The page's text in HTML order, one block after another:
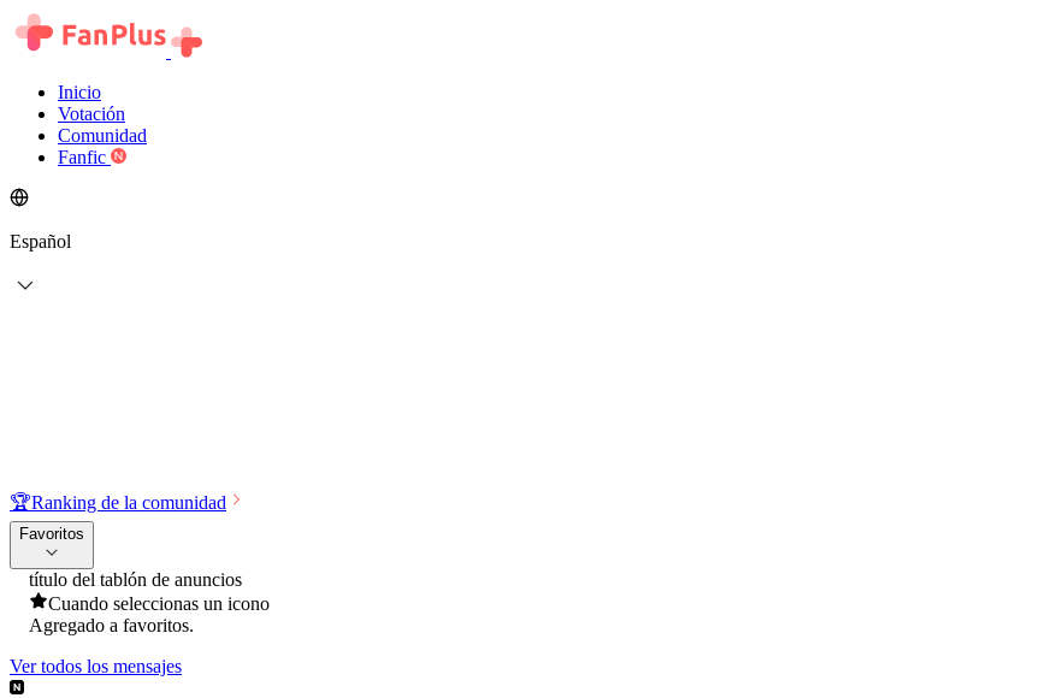
Inicio
Votación
Comunidad
Fanfic
Español
🏆Ranking de la comunidad
Favoritos
título del tablón de anuncios
Cuando seleccionas un icono
Agregado a favoritos.
Ver todos los mensajes